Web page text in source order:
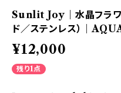
Sunlit Joy｜水晶フラワ
ド／ステンレス）｜
¥12,000
残り1点